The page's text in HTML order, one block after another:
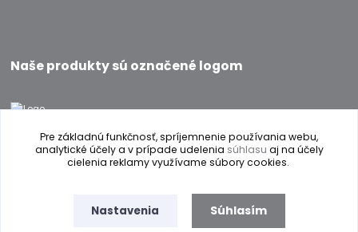
Naše produkty sú označené logom
Prevádzkovateľ internetového obchodu si vyhradzuje právo na zmenu
textu a obrázkov bez predchádzajúceho upozornenia. Obrázky môžu byť
Pre základnú funkčnosť, spríjemnenie používania webu,
analytické účely a v prípade udelenia súhlasu aj na účely
cielenia reklamy využívame súbory cookies.
Nastavenia Súhlasím